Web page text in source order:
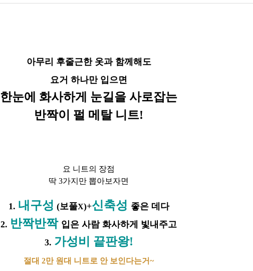
아무리 후줄근한 옷과 함께해도
요거 하나만 입으면
한눈에 화사하게 눈길을 사로잡는
반짝이 펄 메탈 니트!
요 니트의 장점
딱 3가지만 뽑아보자면
1. 내구성 (보풀X)+신축성 좋은 데다
2. 반짝반짝 입은 사람 화사하게 빛내주고
3. 가성비 끝판왕!
절대 2만 원대 니트로 안 보인다는거~